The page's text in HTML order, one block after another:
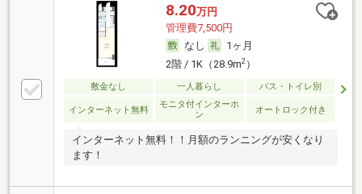
8.20万円
管理費7,500円
なし
1ヶ月
2階 / 1K（28.9m2）
敷金なし 一人暮らし バス・トイレ別
インターネット無料
モニタ付インターホ
ン
オートロック付き
インターネット無料！！月額のランニングが安くなり
ます！